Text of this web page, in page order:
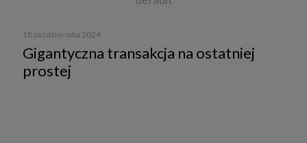
18 października 2024
Gigantyczna transakcja na ostatniej
prostej